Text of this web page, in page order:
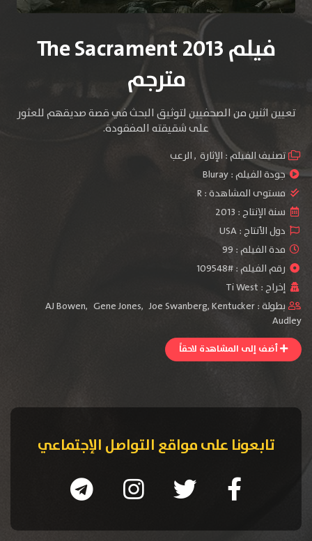
فيلم The Sacrament 2013
مترجم
تعيين اثنين من الصحفيين لتوثيق البحث في قصة صديقهم للعثور
على شقيقته المفقودة.
تصنيف الفيلم : الإثارة ,الرعب
جودة الفيلم :Bluray
مستوى المشاهدة :R
سنة الإنتاج : 2013
دول الأنتاج :USA
مدة الفيلم : 99
رقم الفيلم : #109548
إخراج : Ti West
بطولة :
AJ Bowen, Gene Jones, Joe Swanberg,Kentucker
Audley
أضف إلى المشاهدة لاحقاً
تابعونا على مواقع التواصل الإجتماعي